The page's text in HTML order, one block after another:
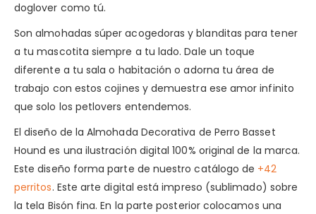
doglover como tú.
Son almohadas súper acogedoras y blanditas para tener
a tu mascotita siempre a tu lado. Dale un toque
diferente a tu sala o habitación o adorna tu área de
trabajo con estos cojines y demuestra ese amor infinito
que solo los petlovers entendemos.
El diseño de la Almohada Decorativa de Perro Basset
Hound es una ilustración digital 100% original de la marca.
Este diseño forma parte de nuestro catálogo de +42
perritos. Este arte digital está impreso (sublimado) sobre
la tela Bisón fina. En la parte posterior colocamos una